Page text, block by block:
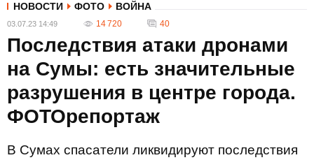
НОВОСТИ ФОТО ВОЙНА
03.07.23 14:49 14 720 40
Последствия атаки дронами
на Сумы: есть значительные
разрушения в центре города.
ФОТОрепортаж
В Сумах спасатели ликвидируют последствия